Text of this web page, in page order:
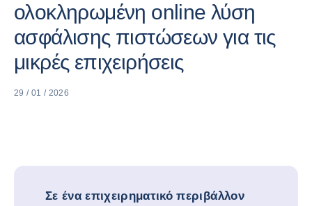
ολοκληρωμένη online λύση
ασφάλισης πιστώσεων για τις
μικρές επιχειρήσεις
29 / 01 / 2026
Σε ένα επιχειρηματικό περιβάλλον